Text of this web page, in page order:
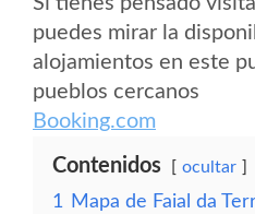
puedes mirar la
alojamientos en este
pueblos cercanos
Booking.com
Contenidos ocultar
1
Mapa de Faial da